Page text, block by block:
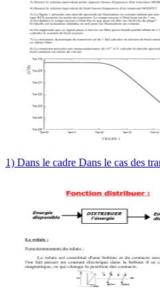
1) Dans le cadre Dans le cas des